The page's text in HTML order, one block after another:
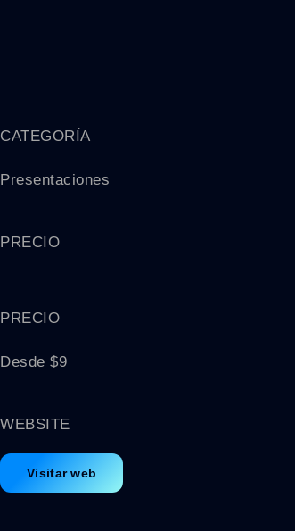
CATEGORÍA
Presentaciones
PRECIO
PRECIO
Desde $9
WEBSITE
Visitar web